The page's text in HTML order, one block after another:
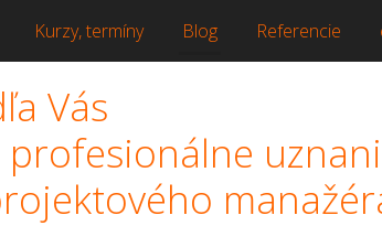
Kurzy, termíny Blog Referencie
Vás
profesionálne